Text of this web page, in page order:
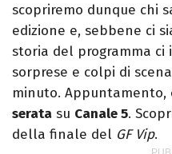
scopriremo dunque chi
edizione e, sebbene ci
storia del programma ci
sorprese e colpi di
minuto. Appuntamento,
serata su Canale 5.
della finale del GF Vip.